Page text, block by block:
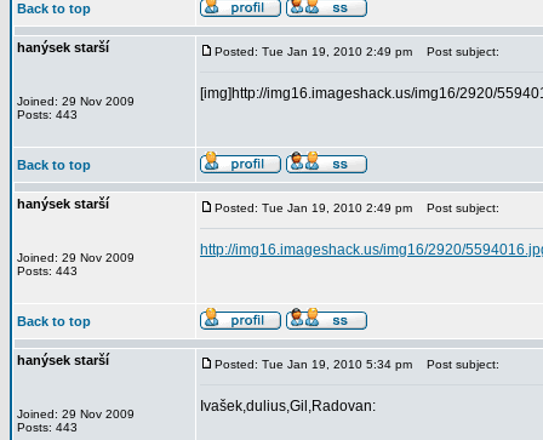
Back to top
hanýsek starší
Joined: 29 Nov 2009
Posts: 443
Posted: Tue Jan 19, 2010 2:49 pm Post subject:
[img]http://img16.imageshack.us/img16/2920/
Back to top
hanýsek starší
Joined: 29 Nov 2009
Posts: 443
Posted: Tue Jan 19, 2010 2:49 pm Post subject:
http://img16.imageshack.us/img16/2920/
Back to top
hanýsek starší
Joined: 29 Nov 2009
Posts: 443
Posted: Tue Jan 19, 2010 5:34 pm Post subject:
Ivašek,dulius,Gil,Radovan: